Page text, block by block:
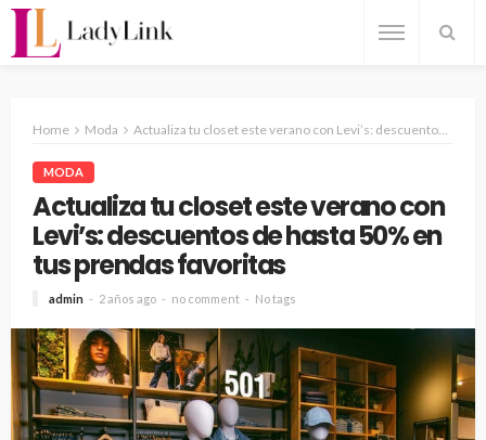
Home Moda Actualiza tu closet este verano con Levi’s: descuentos de hasta 50% en tus prendas favoritas
MODA
Actualiza tu closet este verano con
Levi’s: descuentos de hasta 50% en
tus prendas favoritas
admin 2 años ago no comment No tags